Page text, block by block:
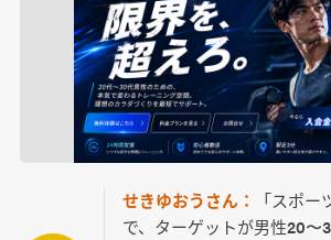
せきゆおうさん：
「スポ
で、ターゲットが男性20〜